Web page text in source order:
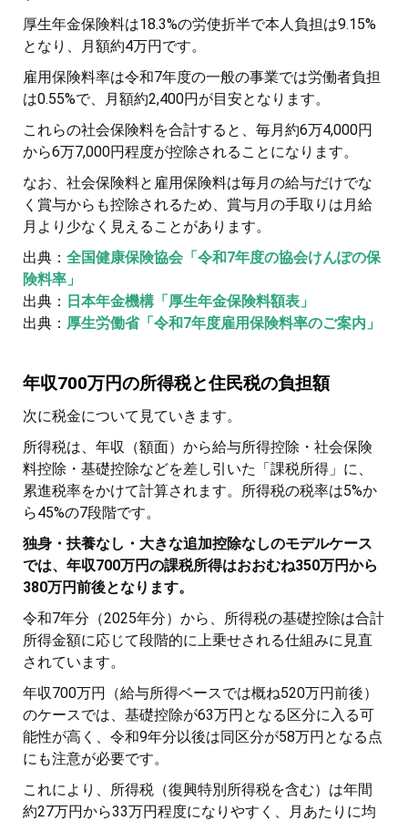
厚生年金保険料は18.3%の労使折半で本人負担は9.15%
となり、月額約4万円です。
雇用保険料率は令和7年度の一般の事業では労働者負担
は0.55%で、月額約2,400円が目安となります。
これらの社会保険料を合計すると、毎月約6万4,000円
から6万7,000円程度が控除されることになります。
なお、社会保険料と雇用保険料は毎月の給与だけでな
く賞与からも控除されるため、賞与月の手取りは月給
月より少なく見えることがあります。
出典： 全国健康保険協会「令和7年度の協会けんぽの保
険料率」
出典： 日本年金機構「厚生年金保険料額表」
出典： 厚生労働省「令和7年度雇用保険料率のご案内」
年収700万円の所得税と住民税の負担額
次に税金について見ていきます。
所得税は、年収（額面）から給与所得控除・社会保険
料控除・基礎控除などを差し引いた「課税所得」に、
累進税率をかけて計算されます。所得税の税率は5%か
ら45%の7段階です。
独身・扶養なし・大きな追加控除なしのモデルケース
では、年収700万円の課税所得はおおむね350万円から
380万円前後となります。
令和7年分（2025年分）から、所得税の基礎控除は合計
所得金額に応じて段階的に上乗せされる仕組みに見直
されています。
年収700万円（給与所得ベースでは概ね520万円前後）
のケースでは、基礎控除が63万円となる区分に入る可
能性が高く、令和9年分以後は同区分が58万円となる点
にも注意が必要です。
これにより、所得税（復興特別所得税を含む）は年間
約27万円から33万円程度になりやすく、月あたりに均